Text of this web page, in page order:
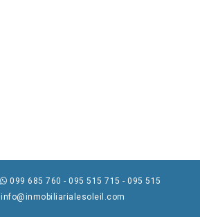
099 685 760 - 095 515 715 - 095 515
info@inmobiliarialesoleil.com